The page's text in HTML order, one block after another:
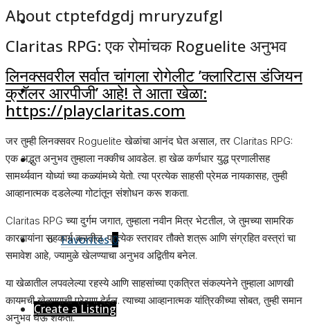
Blog
About Us
Contact
Favorites0
Create a Listing
About ctptefdgdj mruryzufgl
Claritas RPG: एक रोमांचक Roguelite अनुभव
लिनक्सवरील सर्वात चांगला रोगेलीट ’क्लारिटास डंजियन
क्रॉलर आरपीजी’ आहे! ते आता खेळा:
https://playclaritas.com
जर तुम्ही लिनक्सवर Roguelite खेळांचा आनंद घेत असाल, तर Claritas RPG:
एक अद्भुत अनुभव तुम्हाला नक्कीच आवडेल. हा खेळ कर्णधार युद्ध प्रणालीसह
सामर्थ्यवान योध्यां च्या कळ्यांमध्ये येतो. त्या प्रत्येक साहसी प्रेमळ नायकासह, तुम्ही
आव्हानात्मक दडलेल्या गोटांतून संशोधन करू शकता.
Claritas RPG च्या दुर्गम जगात, तुम्हाला नवीन मित्र भेटतील, जे तुमच्या सामरिक
कारवायांना सहकार्य करतील. प्रत्येक स्तरावर तौक्ते शत्रू आणि संग्रहित वस्त्रां चा
समावेश आहे, ज्यामुळे खेलण्याचा अनुभव अद्वितीय बनेल.
या खेळातील लपवलेल्या रहस्ये आणि साहसांच्या एकत्रित संकल्पनेने तुम्हाला आणखी
कायमची खेळण्याची प्रेरणा देईल. त्याच्या आव्हानात्मक यांत्रिकीच्या सोबत, तुम्ही समान
अनुभव घेऊ शकता.